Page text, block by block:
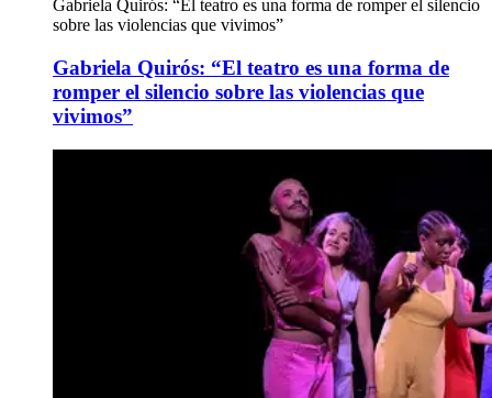
Gabriela Quirós: “El teatro es una forma de romper el silencio
sobre las violencias que vivimos”
Gabriela Quirós: “El teatro es una forma de
romper el silencio sobre las violencias que
vivimos”